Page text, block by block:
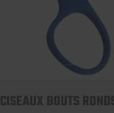
CISEAUX BOUTS